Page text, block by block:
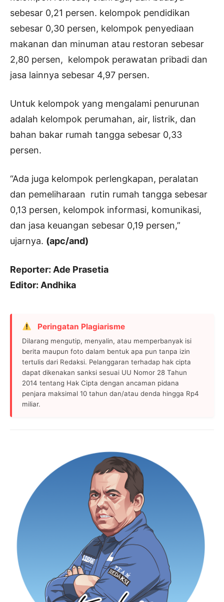
sebesar 0,21 persen. kelompok pendidikan
sebesar 0,30 persen, kelompok penyediaan
makanan dan minuman atau restoran sebesar
2,80 persen, kelompok perawatan pribadi dan
jasa lainnya sebesar 4,97 persen.
Untuk kelompok yang mengalami penurunan
adalah kelompok perumahan, air, listrik, dan
bahan bakar rumah tangga sebesar 0,33
persen.
“Ada juga kelompok perlengkapan, peralatan
dan pemeliharaan rutin rumah tangga sebesar
0,13 persen, kelompok informasi, komunikasi,
dan jasa keuangan sebesar 0,19 persen,”
ujarnya. (apc/and)
Reporter: Ade Prasetia
Editor: Andhika
Peringatan Plagiarisme
Dilarang mengutip, menyalin, atau memperbanyak isi
berita maupun foto dalam bentuk apa pun tanpa izin
tertulis dari Redaksi. Pelanggaran terhadap hak cipta
dapat dikenakan sanksi sesuai UU Nomor 28 Tahun
2014 tentang Hak Cipta dengan ancaman pidana
penjara maksimal 10 tahun dan/atau denda hingga Rp4
miliar.